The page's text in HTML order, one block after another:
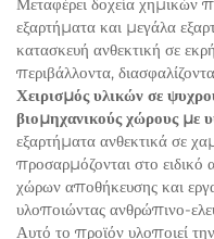
εξαρτήματα και μεγάλα
κατασκευή ανθεκτική σε
περιβάλλοντα,
Χειρισμός υλικών σε
βιομηχανικούς χώρους με
εξαρτήματα ανθεκτικά σε
προσαρμόζονται στο ειδικό
χώρων αποθήκευσης και
υλοποιώντας ανθρώπινο-
Αυτό το προϊόν υλοποιεί